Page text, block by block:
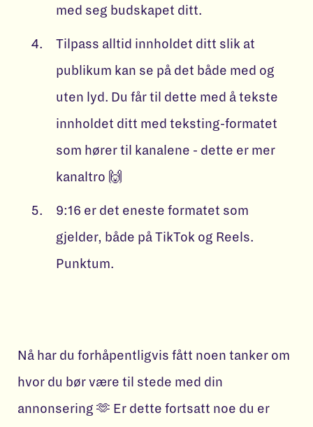
med seg budskapet ditt.
Tilpass alltid innholdet ditt slik at
publikum kan se på det både med og
uten lyd. Du får til dette med å tekste
innholdet ditt med teksting-formatet
som hører til kanalene - dette er mer
kanaltro 🙌
9:16 er det eneste formatet som
gjelder, både på TikTok og Reels.
Punktum.
Nå har du forhåpentligvis fått noen tanker om
hvor du bør være til stede med din
annonsering 🫶 Er dette fortsatt noe du er